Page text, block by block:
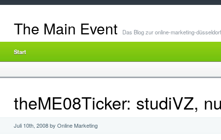
The Main Event Das Blog zur online-marketing-düsseldorf
Start
theME08Ticker: studiVZ,
Juli 10th, 2008 by Online Marketing